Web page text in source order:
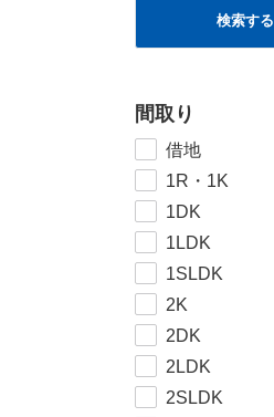
検索する
間取り
借地
1R・1K
1DK
1LDK
1SLDK
2K
2DK
2LDK
2SLDK